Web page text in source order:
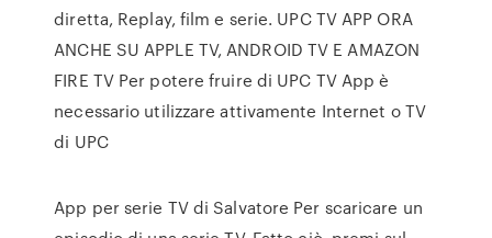
diretta, Replay, film e serie. UPC TV APP ORA
ANCHE SU APPLE TV, ANDROID TV E AMAZON
FIRE TV Per potere fruire di UPC TV App è
necessario utilizzare attivamente Internet o TV
di UPC
App per serie TV di Salvatore Per scaricare un